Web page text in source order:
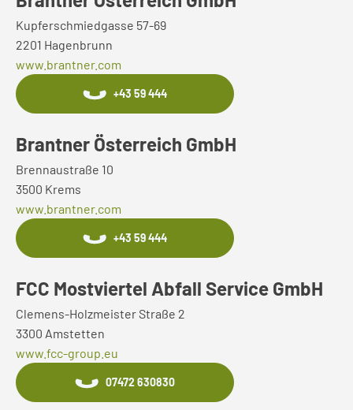
Kupferschmiedgasse 57-69
2201 Hagenbrunn
www.brantner.com
+43 59 444
Brantner Österreich GmbH
Brennaustraße 10
3500 Krems
www.brantner.com
+43 59 444
FCC Mostviertel Abfall Service GmbH
Clemens-Holzmeister Straße 2
3300 Amstetten
www.fcc-group.eu
07472 630830